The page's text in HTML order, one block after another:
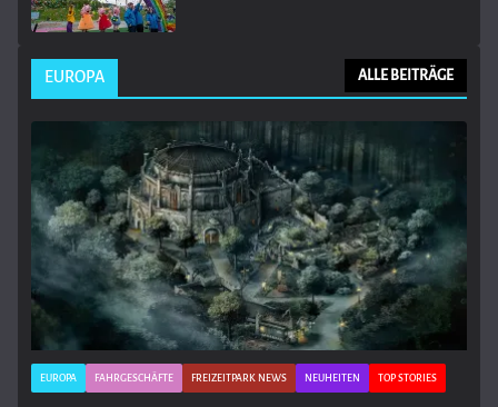
EUROPA ALLE BEITRÄGE
EUROPA FAHRGESCHÄFTE FREIZEITPARK NEWS NEUHEITEN TOP STORIES